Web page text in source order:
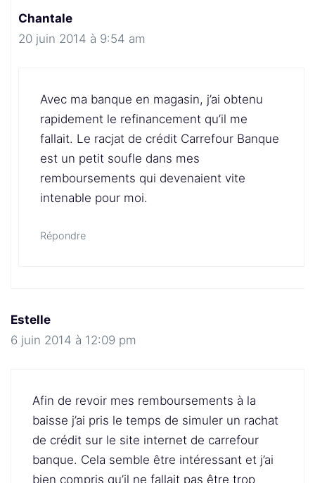
Chantale
20 juin 2014 à 9:54 am
Avec ma banque en magasin, j’ai obtenu
rapidement le refinancement qu’il me
fallait. Le racjat de crédit Carrefour Banque
est un petit soufle dans mes
remboursements qui devenaient vite
intenable pour moi.
Répondre
Estelle
6 juin 2014 à 12:09 pm
Afin de revoir mes remboursements à la
baisse j’ai pris le temps de simuler un rachat
de crédit sur le site internet de carrefour
banque. Cela semble être intéressant et j’ai
bien compris qu’il ne fallait pas être trop